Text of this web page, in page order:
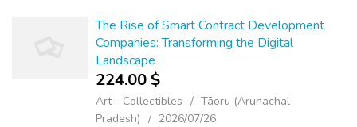
The Rise of Smart Contract Development
Companies: Transforming the Digital
Landscape
224.00 $
Art - Collectibles
Tāoru (Arunachal
Pradesh)
2026/07/26